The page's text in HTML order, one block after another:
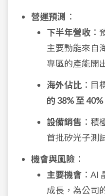
營運預測 ：
下半年營收 ：
主要動能來自
專區的產能開
海外佔比 ：目
的 38% 至 40%
設備銷售 ：積
首批矽光子測
機會與風險 ：
主要機會 ：AI
成長，為公司